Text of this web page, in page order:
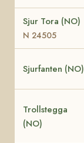
Sjur Tora (NO)
N 24505
Sjurfanten (NO)
Trollstegga
(NO)